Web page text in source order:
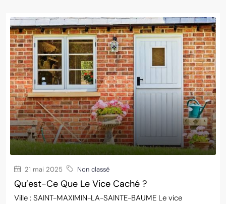
21 mai 2025 Non classé
Qu’est-Ce Que Le Vice Caché ?
Ville : SAINT-MAXIMIN-LA-SAINTE-BAUME Le vice